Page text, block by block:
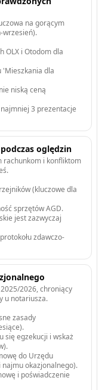
na gorącym
wrzesień).
OLX i Otodom dla
'Mieszkania dla
niską ceną
3 prezentacje
oględzin
rachunkom i konfliktom
(kluczowe dla
sprzętów AGD.
jest zazwyczaj
zdawczo-
2026, chroniący
u notariusza.
zasady
się egzekucji i wskaż
do Urzędu
okazjonalnego).
i poświadczenie